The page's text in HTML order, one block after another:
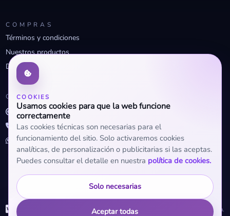
COOKIES
Usamos cookies para que la web funcione
correctamente
Las cookies técnicas son necesarias para el
funcionamiento del sitio. Solo activaremos cookies
analíticas, de personalización o publicitarias si las aceptas.
Puedes consultar el detalle en nuestra política de cookies.
Solo necesarias
Aceptar todas
COMPRAS
Términos y condiciones
Nuestros productos
Descuentos profesionales
CONTACTO
info@openclima.com
919 32 73 23
+34 623 56 04 93 (WhatsApp)
© 2026 OpenClima.